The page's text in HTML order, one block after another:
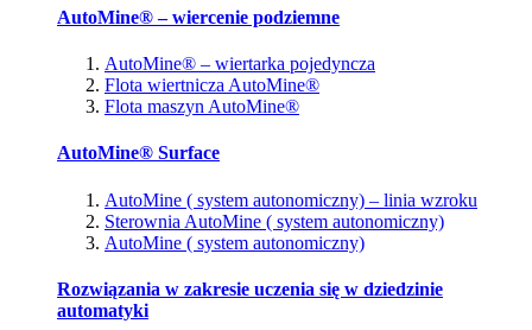
AutoMine® – wiercenie podziemne
AutoMine® – wiertarka pojedyncza
Flota wiertnicza AutoMine®
Flota maszyn AutoMine®
AutoMine® Surface
AutoMine ( system autonomiczny) – linia wzroku
Sterownia AutoMine ( system autonomiczny)
AutoMine ( system autonomiczny)
Rozwiązania w zakresie uczenia się w dziedzinie
automatyki